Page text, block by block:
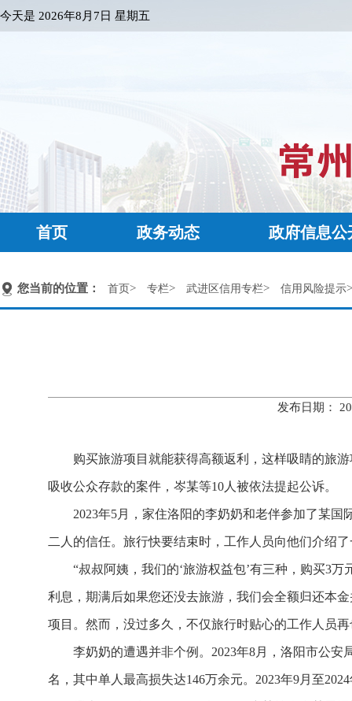
今天是 2026年8月7日 星期五
首页 政务动态 政府信息公
您当前的位置： 首页> 专栏> 武进区信用专栏> 信用风险提示
发布日期：
购买旅游项目就能获得高额返利，这样吸睛的旅
吸收公众存款的案件，岑某等10人被依法提起公诉。
2023年5月，家住洛阳的李奶奶和老伴参加了某
二人的信任。旅行快要结束时，工作人员向他们介绍
“叔叔阿姨，我们的‘旅游权益包’有三种，购买3
利息，期满后如果您还没去旅游，我们会全额归还本
项目。然而，没过多久，不仅旅行时贴心的工作人员
李奶奶的遭遇并非个例。2023年8月，洛阳市公
名，其中单人最高损失达146万余元。2023年9月至